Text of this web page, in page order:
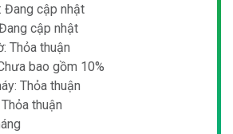
Đang cập nhật
cập nhật
Thỏa thuận
bao gồm 10%
Thỏa thuận
thuận